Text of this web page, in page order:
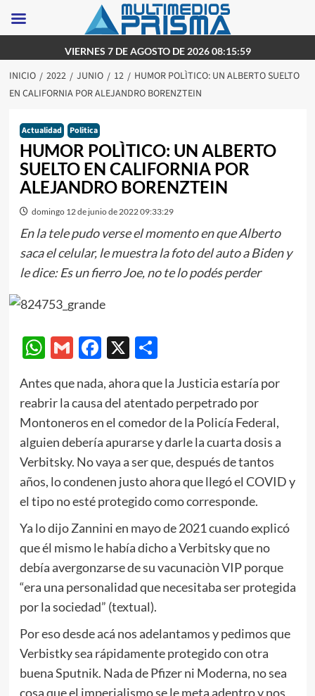
al
contenido
VIERNES 7 DE AGOSTO DE 2026 08:15:59
INICIO 2022 JUNIO 12
HUMOR POLÌTICO: UN ALBERTO SUELTO
EN CALIFORNIA POR ALEJANDRO BORENZTEIN
Actualidad Politica
HUMOR POLÌTICO: UN ALBERTO
SUELTO EN CALIFORNIA POR
ALEJANDRO BORENZTEIN
domingo 12 de junio de 2022 09:33:29
En la tele pudo verse el momento en que Alberto
saca el celular, le muestra la foto del auto a Biden y
le dice: Es un fierro Joe, no te lo podés perder
WhatsApp
GmailFacebook
X Compartir
Antes que nada, ahora que la Justicia estaría por
reabrir la causa del atentado perpetrado por
Montoneros en el comedor de la Policía Federal,
alguien debería apurarse y darle la cuarta dosis a
Verbitsky. No vaya a ser que, después de tantos
años, lo condenen justo ahora que llegó el COVID y
el tipo no esté protegido como corresponde.
Ya lo dijo Zannini en mayo de 2021 cuando explicó
que él mismo le había dicho a Verbitsky que no
debía avergonzarse de su vacunaciòn VIP porque
“era una personalidad que necesitaba ser protegida
por la sociedad” (textual).
Por eso desde acá nos adelantamos y pedimos que
Verbistky sea rápidamente protegido con otra
buena Sputnik. Nada de Pfizer ni Moderna, no sea
cosa que el imperialismo se le meta adentro y nos